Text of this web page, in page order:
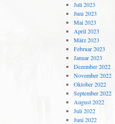
Juli 2023
Juni 2023
Mai 2023
April 2023
März 2023
Februar 2023
Januar 2023
Dezember 2022
November 2022
Oktober 2022
September 2022
August 2022
Juli 2022
Juni 2022